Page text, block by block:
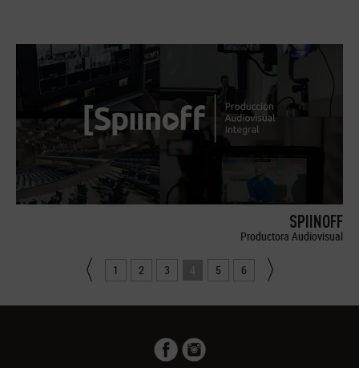
SPIINOFF
Productora Audiovisual
1 2 3 4 5 6